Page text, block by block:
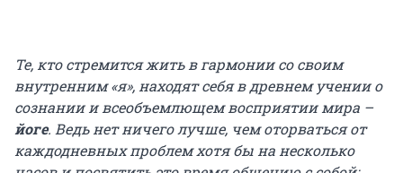
Те, кто стремится жить в гармонии со своим
внутренним «я», находят себя в древнем учении о
сознании и всеобъемлющем восприятии мира –
йоге. Ведь нет ничего лучше, чем оторваться от
каждодневных проблем хотя бы на несколько